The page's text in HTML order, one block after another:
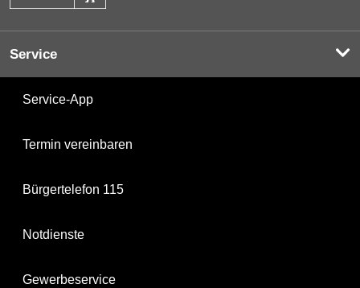
Service
Service-App
Termin vereinbaren
Bürgertelefon 115
Notdienste
Gewerbeservice